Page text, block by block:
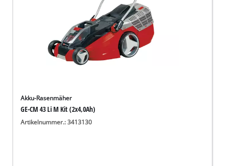
Akku-Rasenmäher
GE-CM 43 Li M Kit (2x4,0Ah)
Artikelnummer.: 3413130